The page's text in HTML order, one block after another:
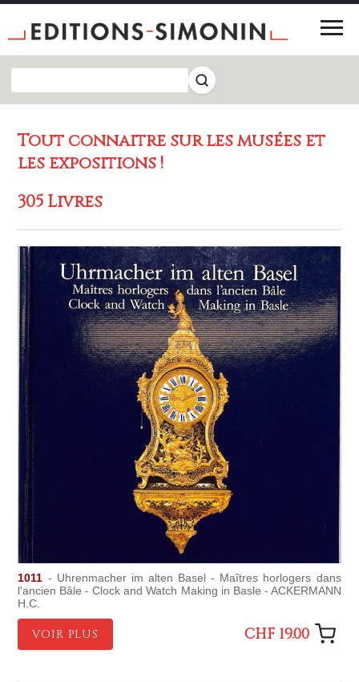
Tout connaître sur les musées et
les expositions !
305 Livres
1011 - Uhrenmacher im alten Basel - Maîtres horlogers dans
l'ancien Bâle - Clock and Watch Making in Basle - ACKERMANN
H.C.
VOIR PLUS CHF 19.00